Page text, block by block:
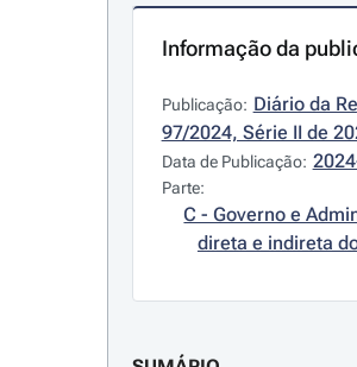
Informação da
Publicação: Diário da
97/2024, Série II de
Data de Publicação:
Parte:
C - Governo e
direta e indireta